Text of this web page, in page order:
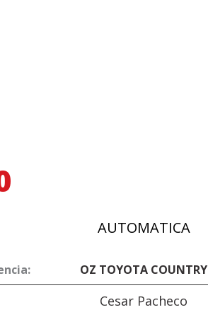
AUTOMATICA
OZ TOYOTA COUNTRY
Cesar Pacheco